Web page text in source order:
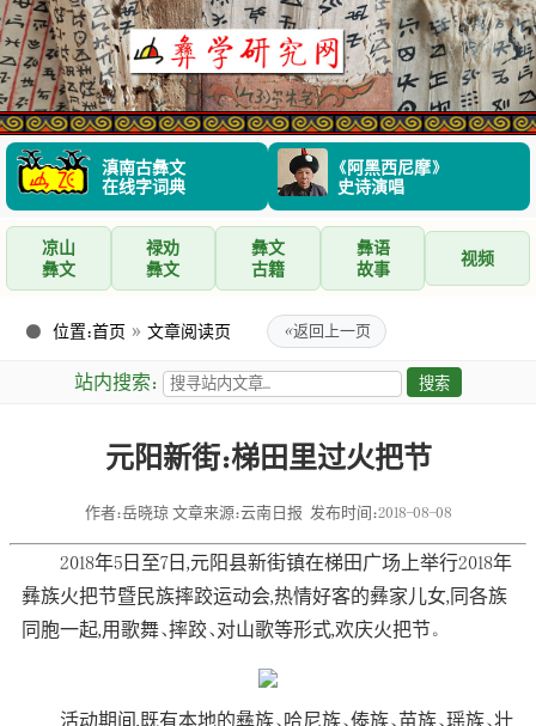
滇南古彝文
在线字词典
《阿黑西尼摩》
史诗演唱
凉山
彝文
禄劝
彝文
彝文
古籍
彝语
故事
视频
位置：首页 » 文章阅读页 «返回上一页
站内搜索：
元阳新街：梯田里过火把节
作者：岳晓琼 文章来源：云南日报 发布时间：2018-08-08
2018年5日至7日,元阳县新街镇在梯田广场上举行2018年
彝族火把节暨民族摔跤运动会,热情好客的彝家儿女,同各族
同胞一起,用歌舞、摔跤、对山歌等形式,欢庆火把节。
活动期间,既有本地的彝族、哈尼族、傣族、苗族、瑶族、壮